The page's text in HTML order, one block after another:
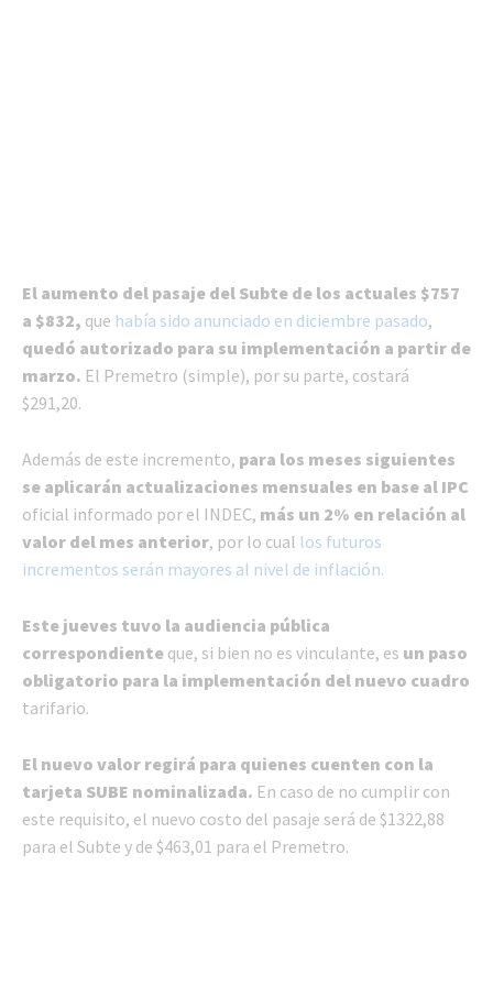
El aumento del pasaje del Subte de los actuales $757
a $832, que había sido anunciado en diciembre pasado,
quedó autorizado para su implementación a partir de
marzo. El Premetro (simple), por su parte, costará
$291,20.
Además de este incremento, para los meses siguientes
se aplicarán actualizaciones mensuales en base al IPC
oficial informado por el INDEC, más un 2% en relación al
valor del mes anterior, por lo cual los futuros
incrementos serán mayores al nivel de inflación.
Este jueves tuvo la audiencia pública
correspondiente que, si bien no es vinculante, es un paso
obligatorio para la implementación del nuevo cuadro
tarifario.
El nuevo valor regirá para quienes cuenten con la
tarjeta SUBE nominalizada. En caso de no cumplir con
este requisito, el nuevo costo del pasaje será de $1322,88
para el Subte y de $463,01 para el Premetro.